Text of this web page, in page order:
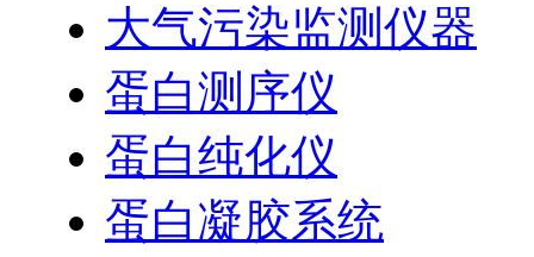
大气污染监测仪器
蛋白测序仪
蛋白纯化仪
蛋白凝胶系统